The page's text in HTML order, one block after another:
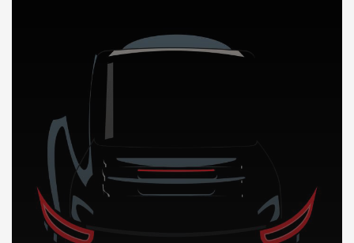
DÉCOUVREZ NOTRE IMPORTATION AUTO au Cameroun